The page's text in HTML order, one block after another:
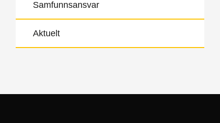
Samfunnsansvar
Aktuelt